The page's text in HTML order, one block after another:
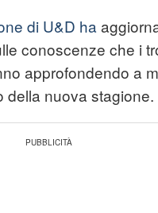
di U&D ha
conoscenze che i
approfondendo a
della nuova stagione.